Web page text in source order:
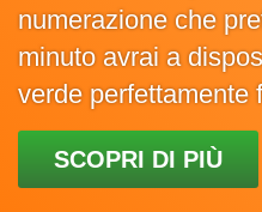
numerazione che
minuto avrai a
verde perfettamente
SCOPRI DI PIÙ